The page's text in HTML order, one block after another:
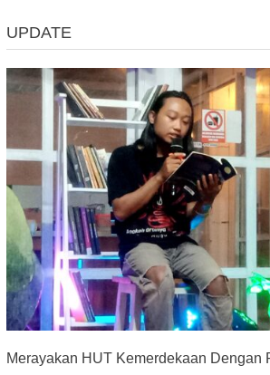
UPDATE
Merayakan HUT Kemerdekaan Dengan